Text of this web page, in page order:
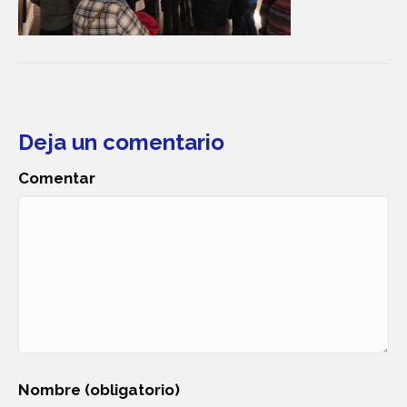
Deja un comentario
Comentar
Nombre (obligatorio)